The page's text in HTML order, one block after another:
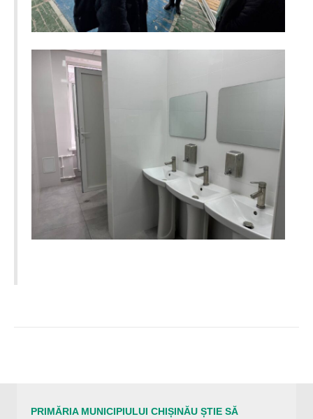
PRIMĂRIA MUNICIPIULUI CHIȘINĂU ȘTIE SĂ